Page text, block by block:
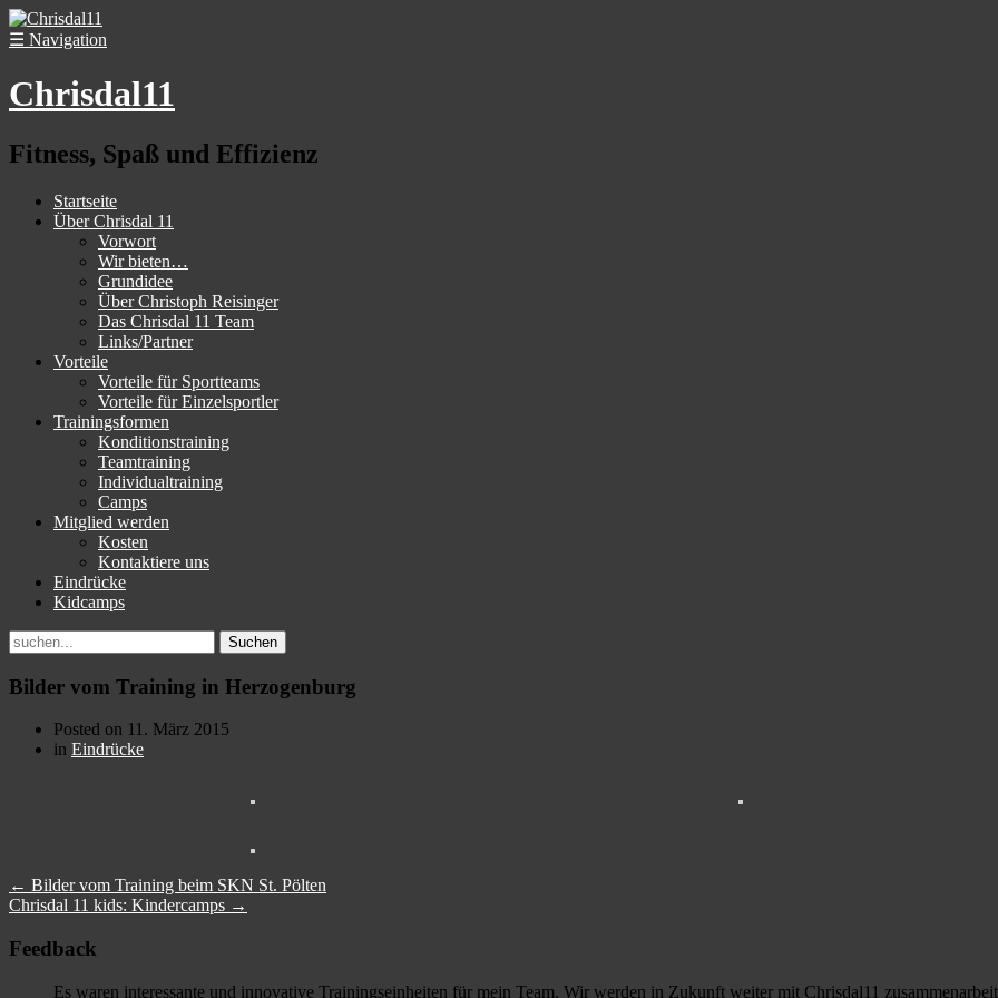
☰ Navigation
Chrisdal11
Fitness, Spaß und Effizienz
Startseite
Über Chrisdal 11
Vorwort
Wir bieten…
Grundidee
Über Christoph Reisinger
Das Chrisdal 11 Team
Links/Partner
Vorteile
Vorteile für Sportteams
Vorteile für Einzelsportler
Trainingsformen
Konditionstraining
Teamtraining
Individualtraining
Camps
Mitglied werden
Kosten
Kontaktiere uns
Eindrücke
Kidcamps
Suchen
nach:
Bilder vom Training in Herzogenburg
Posted on 11. März 2015
in Eindrücke
← Bilder vom Training beim SKN St. Pölten
Chrisdal 11 kids: Kindercamps →
Feedback
Es waren interessante und innovative Trainingseinheiten für mein Team. Wir werden in Zukunft weiter mit Chrisdal11